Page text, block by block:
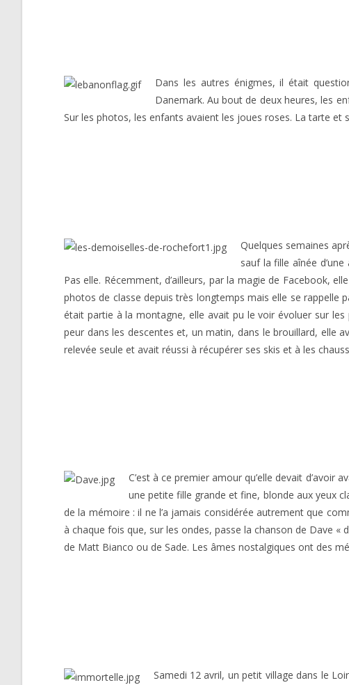
Dans les autres énigmes, il était
Danemark. Au bout de deux heures, les
Sur les photos, les enfants avaient les joues roses. La tarte et
Quelques semaines
sauf la fille aînée
Pas elle. Récemment, d’ailleurs, par la magie de Facebook,
photos de classe depuis très longtemps mais elle se rappelle
était partie à la montagne, elle avait pu le voir évoluer sur les
peur dans les descentes et, un matin, dans le brouillard, elle
relevée seule et avait réussi à récupérer ses skis et à les
C’est à ce premier amour qu’elle devait
une petite fille grande et fine, blonde aux yeux
de la mémoire : il ne l’a jamais considérée autrement que
à chaque fois que, sur les ondes, passe la chanson de Dave «
de Matt Bianco ou de Sade. Les âmes nostalgiques ont des
Samedi 12 avril, un petit village dans le